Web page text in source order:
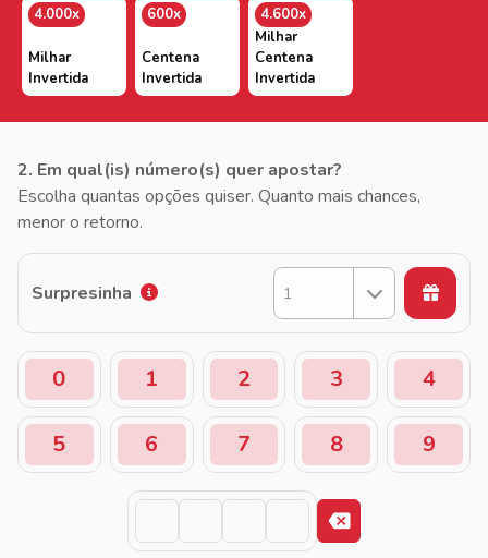
4.000x
Milhar
Invertida
600x
Centena
Invertida
4.600x
Milhar
Centena
Invertida
2. Em qual(is) número(s) quer apostar?
Escolha quantas opções quiser. Quanto mais chances,
menor o retorno.
Surpresinha 1
0 1 2 3 4
5 6 7 8 9